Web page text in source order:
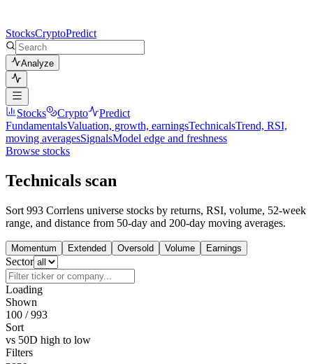
StocksCryptoPredict
Analyze
Stocks Crypto
Predict
FundamentalsValuation, growth, earningsTechnicalsTrend, RSI,
moving averagesSignalsModel edge and freshness
Browse stocks
Technicals scan
Sort 993 Corrlens universe stocks by returns, RSI, volume, 52-week
range, and distance from 50-day and 200-day moving averages.
Momentum Extended Oversold Volume Earnings
Sector
Loading
Shown
100 / 993
Sort
vs 50D high to low
Filters